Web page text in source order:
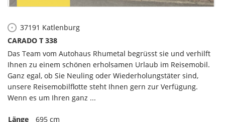
37191 Katlenburg
CARADO T 338
Das Team vom Autohaus Rhumetal begrüsst sie und verhilft
Ihnen zu einem schönen erholsamen Urlaub im Reisemobil.
Ganz egal, ob Sie Neuling oder Wiederholungstäter sind,
unsere Reisemobilflotte steht Ihnen gern zur Verfügung.
Wenn es um Ihren ganz ...
Länge 695 cm